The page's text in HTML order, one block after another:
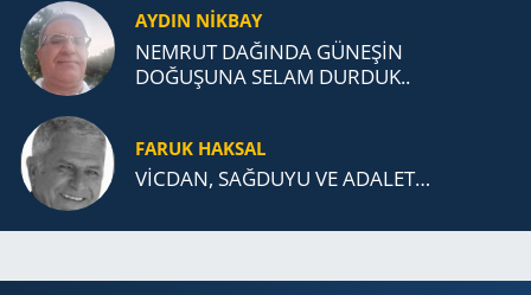
AYDIN NİKBAY
NEMRUT DAĞINDA GÜNEŞİN
DOĞUŞUNA SELAM DURDUK..
FARUK HAKSAL
VİCDAN, SAĞ­DU­YU VE ADA­LET…